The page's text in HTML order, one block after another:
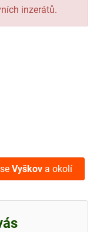
inzerátů.
Vyškov a okolí